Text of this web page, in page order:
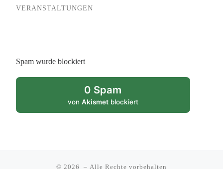
VERANSTALTUNGEN
Spam wurde blockiert
0 Spam
von Akismetblockiert
© 2026 – Alle Rechte vorbehalten